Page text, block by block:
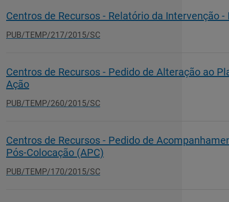
Centros de Recursos - Relatório da Intervenção -
PUB/TEMP/217/2015/SC
Centros de Recursos - Pedido de Alteração ao
Ação
PUB/TEMP/260/2015/SC
Centros de Recursos - Pedido de
Pós-Colocação (APC)
PUB/TEMP/170/2015/SC